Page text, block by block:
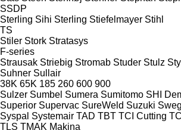
SSDP
Sterling Sihi Sterling Stiefelmayer Stihl
TS
Stiler Stork Stratasys
F-series
Strausak Striebig Stromab Studer Stulz
Suhner Sullair
38K 65K 185 260 600 900
Sulzer Sumbel Sumera Sumitomo SHI
Superior Supervac SureWeld Suzuki
Syspal Systemair TAD TBT TCI Cutting
TLS TMAK Makina